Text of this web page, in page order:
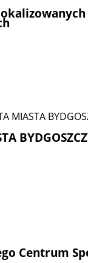
MIASTA
Centrum